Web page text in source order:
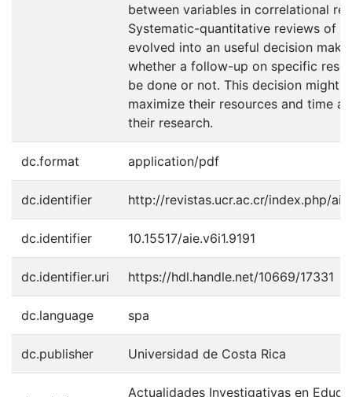
between variables in correlational
Systematic-quantitative reviews of
evolved into an useful decision
whether a follow-up on specific
be done or not. This decision might
maximize their resources and time
their research.
dc.format application/pdf
dc.identifier http://revistas.ucr.ac.cr/index.php/
dc.identifier 10.15517/aie.v6i1.9191
dc.identifier.uri https://hdl.handle.net/10669/17331
dc.language spa
dc.publisher Universidad de Costa Rica
Actualidades Investigativas en